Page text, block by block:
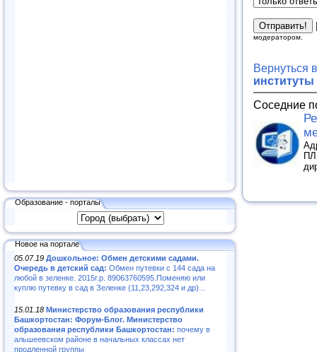
Образование - порталы
Новое на портале
05.07.19 Дошкольное: Обмен детскими садами.
Очередь в детский сад: Обмен путевки с 144 сада на
любой в зеленке. 2015г.р. 89063760595.Поменяю или
куплю путевку в сад в Зеленке (11,23,292,324 и др)...
15.01.18 Министерство образования республики
Башкортостан: Форум-Блог. Министерство
образования республики Башкортостан: почему в
альшеевском районе в начальных классах нет
продленной группы
модератором.
Вернуться
институты
Соседние
ПЛ